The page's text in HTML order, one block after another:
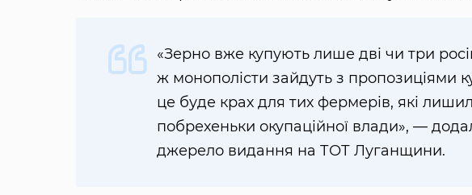
«Зерно вже купують лише дві чи три
ж монополісти зайдуть з пропозиціями
це буде крах для тих фермерів, які
побрехеньки окупаційної влади», —
джерело видання на ТОТ Луганщини.